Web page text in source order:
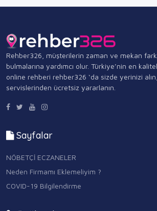
Rehber326, müşterilerin zaman ve mekan
bulmalarına yardımcı olur. Türkiye’nin en
online rehberi rehber326 ‘da sizde yerinizi
servislerinden ücretsiz yararlanın.
Sayfalar
NÖBETÇİ ECZANELER
Neden Firmamı Eklemeliyim ?
COVID-19 Bilgilendirme